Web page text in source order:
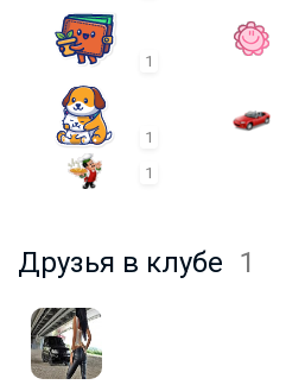
1
1
1
Друзья в клубе 1